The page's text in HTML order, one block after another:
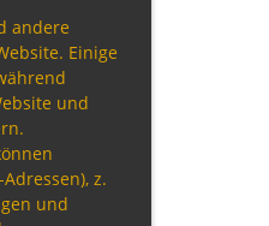
andere
Einige
und
z.
und